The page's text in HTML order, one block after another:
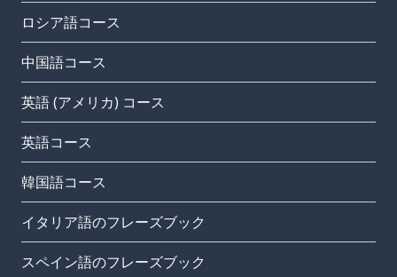
ロシア語コース
中国語コース
英語 (アメリカ) コース
英語コース
韓国語コース
イタリア語のフレーズブック
スペイン語のフレーズブック